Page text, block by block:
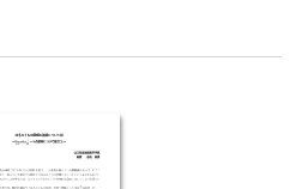
θ＜π/２のとき０＜
・・cosθ/２n＜１であ
も考え合わせてどのよ